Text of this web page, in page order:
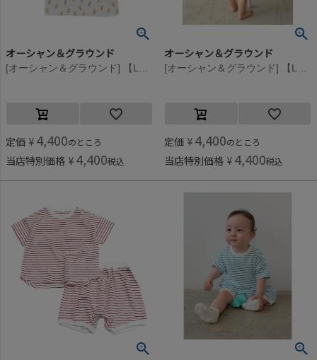
オーシャン＆グラウンド
[オーシャン＆グラウンド] 【La stella/ラステラ】フルーツCAP＆TシャツギフトBOXセット イエロー(YE)
定価 ¥ 4,400のところ
当店特別価格 ¥ 4,400税込
オーシャン＆グラウンド
[オーシャン＆グラウンド] 【La stella/ラステラ】フルーツCAP＆TシャツギフトBOXセット ピンク(PK)
定価 ¥ 4,400のところ
当店特別価格 ¥ 4,400税込